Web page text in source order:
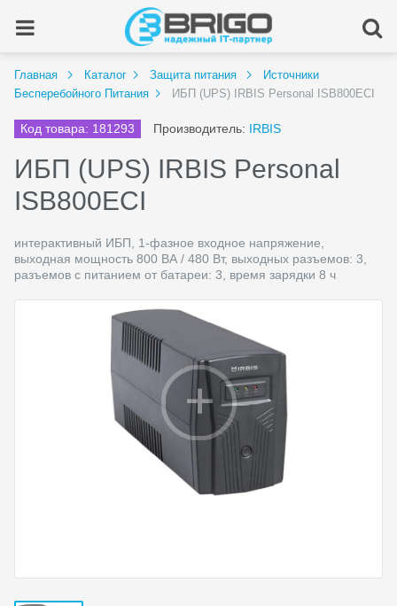
Главная Каталог Защита питания
Источники
Бесперебойного Питания
ИБП (UPS) IRBIS Personal ISB800ECI
Код товара: 181293 Производитель: IRBIS
ИБП (UPS) IRBIS Personal
ISB800ECI
интерактивный ИБП, 1-фазное входное напряжение,
выходная мощность 800 ВА / 480 Вт, выходных разъемов: 3,
разъемов с питанием от батареи: 3, время зарядки 8 ч